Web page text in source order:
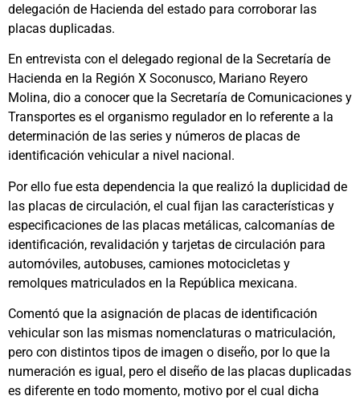
delegación de Hacienda del estado para corroborar las
placas duplicadas.
En entrevista con el delegado regional de la Secretaría de
Hacienda en la Región X Soconusco, Mariano Reyero
Molina, dio a conocer que la Secretaría de Comunicaciones y
Transportes es el organismo regulador en lo referente a la
determinación de las series y números de placas de
identificación vehicular a nivel nacional.
Por ello fue esta dependencia la que realizó la duplicidad de
las placas de circulación, el cual fijan las características y
especificaciones de las placas metálicas, calcomanías de
identificación, revalidación y tarjetas de circulación para
automóviles, autobuses, camiones motocicletas y
remolques matriculados en la República mexicana.
Comentó que la asignación de placas de identificación
vehicular son las mismas nomenclaturas o matriculación,
pero con distintos tipos de imagen o diseño, por lo que la
numeración es igual, pero el diseño de las placas duplicadas
es diferente en todo momento, motivo por el cual dicha